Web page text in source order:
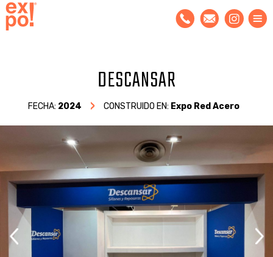
DESCANSAR
FECHA: 2024 CONSTRUIDO EN: Expo Red Acero